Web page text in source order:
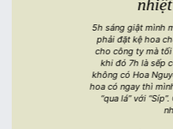
5h sáng giật mình
phải đặt kệ hoa
cho công ty mà
khi đó 7h là sếp
không có Hoa
hoa có ngay thì
“qua lá” với